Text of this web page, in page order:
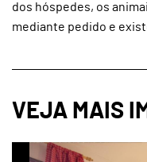
dos hóspedes, os
mediante pedido e